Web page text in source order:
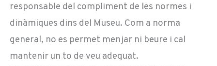
responsable del compliment de les normes i
dinàmiques dins del Museu. Com a norma
general, no es permet menjar ni beure i cal
mantenir un to de veu adequat.